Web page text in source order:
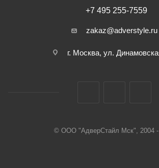
+7 495 255-7559
zakaz@adverstyle.ru
г. Москва, ул.
© ООО "АдверСтайл Мск", 2004 -